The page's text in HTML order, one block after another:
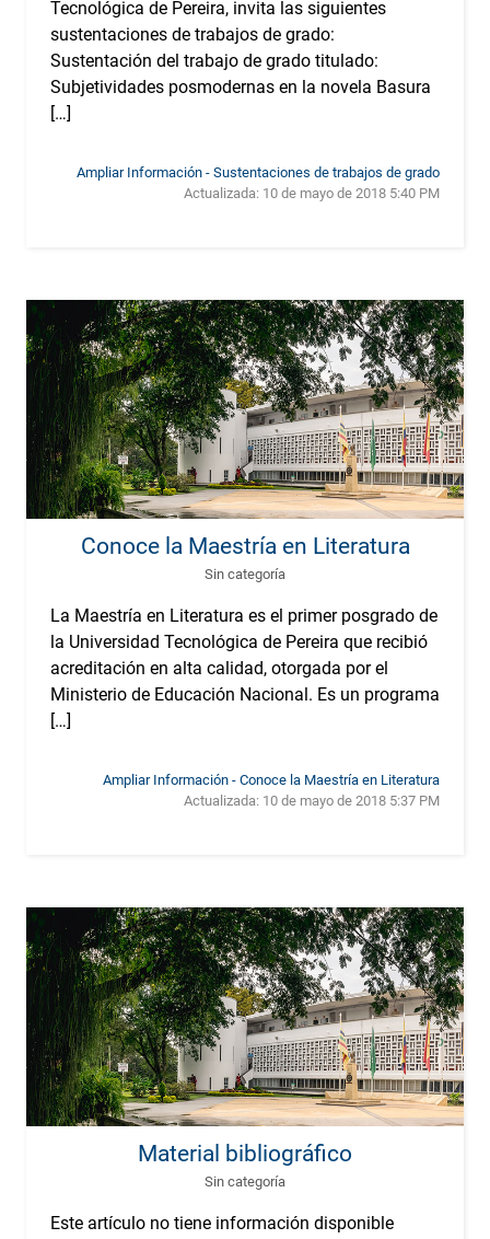
Tecnológica de Pereira, invita las siguientes
sustentaciones de trabajos de grado:
Sustentación del trabajo de grado titulado:
Subjetividades posmodernas en la novela Basura
[…]
Ampliar Información - Sustentaciones de trabajos de grado
Actualizada: 10 de mayo de 2018 5:40 PM
Conoce la Maestría en Literatura
Sin categoría
La Maestría en Literatura es el primer posgrado de
la Universidad Tecnológica de Pereira que recibió
acreditación en alta calidad, otorgada por el
Ministerio de Educación Nacional. Es un programa
[…]
Ampliar Información - Conoce la Maestría en Literatura
Actualizada: 10 de mayo de 2018 5:37 PM
Material bibliográfico
Sin categoría
Este artículo no tiene información disponible